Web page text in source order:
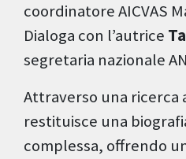
coordinatore AICVAS
Dialoga con l’autrice
segretaria nazionale
Attraverso una
restituisce una
complessa, offrendo